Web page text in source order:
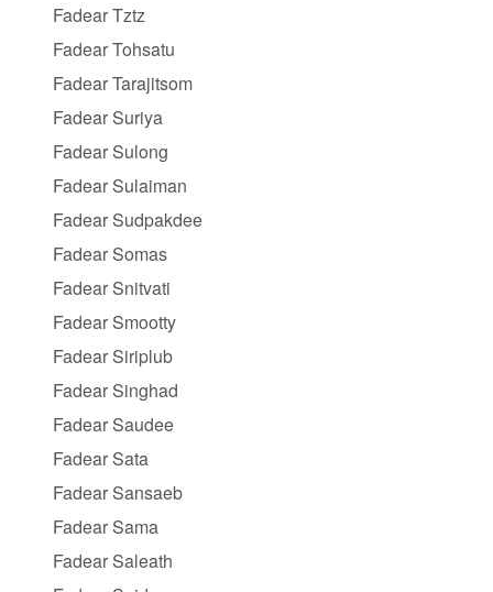
Fadear Tztz
Fadear Tohsatu
Fadear Tarajitsom
Fadear Suriya
Fadear Sulong
Fadear Sulaiman
Fadear Sudpakdee
Fadear Somas
Fadear Snitvati
Fadear Smootty
Fadear Siriplub
Fadear Singhad
Fadear Saudee
Fadear Sata
Fadear Sansaeb
Fadear Sama
Fadear Saleath